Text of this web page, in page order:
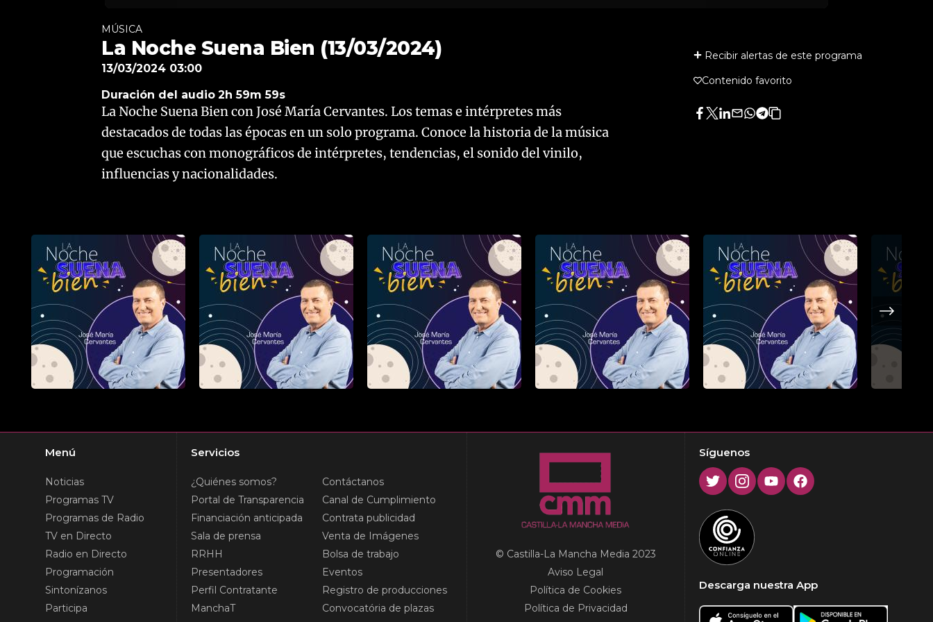
MÚSICA
La Noche Suena Bien (13/03/2024)
13/03/2024 03:00
Duración del audio 2h 59m 59s
La Noche Suena Bien con José María Cervantes. Los temas e intérpretes más
destacados de todas las épocas en un solo programa. Conoce la historia de la música
que escuchas con monográficos de intérpretes, tendencias, el sonido del vinilo,
influencias y nacionalidades.
Recibir alertas de este programa
Contenido favorito
Facebook
Twitter
LinkedIn
Enviar
Whatsapp
Telegram
Copiar
Next
Menú
Noticias
Programas TV
Programas de Radio
TV en Directo
Radio en Directo
Programación
Sintonízanos
Participa
Servicios
¿Quiénes somos?
Portal de Transparencia
Financiación anticipada
Sala de prensa
RRHH
Presentadores
Perfil Contratante
ManchaT
Contáctanos
Canal de Cumplimiento
Contrata publicidad
Venta de Imágenes
Bolsa de trabajo
Eventos
Registro de producciones
Convocatória de plazas
© Castilla-La Mancha Media 2023
Aviso Legal
Política de Cookies
Política de Privacidad
Síguenos
TwitterInstagram
YoutubeFacebook
Descarga nuestra App